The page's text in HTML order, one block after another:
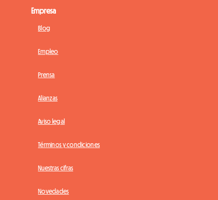
Empresa
Blog
Empleo
Prensa
Alianzas
Aviso legal
Términos y condiciones
Nuestras cifras
Novedades